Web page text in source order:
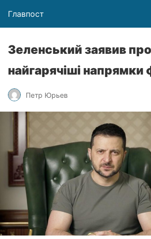
Главпост
Зеленський заявив про
найгарячіші напрямки
Петр Юрьев